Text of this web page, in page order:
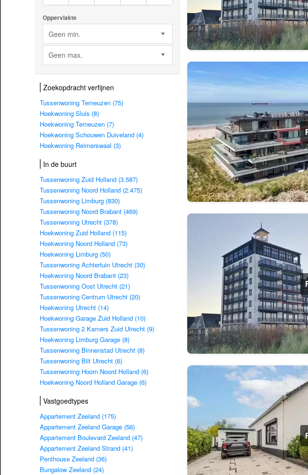
Oppervlakte
Geen min.
Geen max.
Zoekopdracht verfijnen
Tussenwoning Terneuzen (75)
Hoekwoning Sluis (8)
Hoekwoning Terneuzen (7)
Hoekwoning Schouwen Duiveland (4)
Hoekwoning Reimerswaal (3)
In de buurt
Tussenwoning Zuid Holland (3.587)
Tussenwoning Noord Holland (2.475)
Tussenwoning Limburg (830)
Tussenwoning Noord Brabant (469)
Tussenwoning Utrecht (378)
Hoekwoning Zuid Holland (115)
Hoekwoning Noord Holland (73)
Hoekwoning Limburg (50)
Tussenwoning Achtertuin Utrecht (30)
Hoekwoning Noord Brabant (23)
Tussenwoning Oost Utrecht (21)
Tussenwoning Centrum Utrecht (20)
Hoekwoning Utrecht (14)
Hoekwoning Garage Zuid Holland (10)
Tussenwoning 2 Kamers Zuid Utrecht (9)
Hoekwoning Limburg Garage (8)
Tussenwoning Binnenstad Utrecht (8)
Tussenwoning Bilt Utrecht (6)
Tussenwoning Hoorn Noord Holland (6)
Hoekwoning Noord Holland Garage (6)
Vastgoedtypes
Appartement Zeeland (175)
Appartement Zeeland Garage (56)
Appartement Boulevard Zeeland (47)
Appartement Zeeland Strand (41)
Penthouse Zeeland (36)
Bungalow Zeeland (24)